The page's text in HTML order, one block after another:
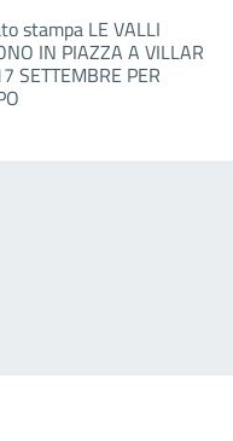
stampa LE VALLI
IN PIAZZA A VILLAR
SETTEMBRE PER